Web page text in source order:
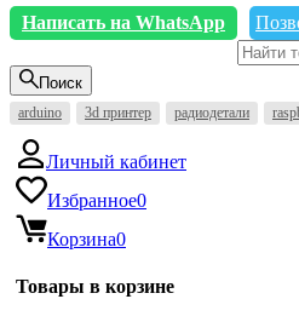
Написать на WhatsApp
Поиск
arduino 3d принтер радиодетали
Личный кабинет
Избранное0
Корзина0
Товары в корзине